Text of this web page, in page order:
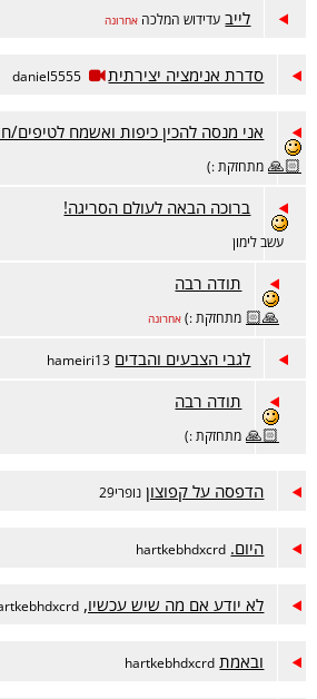
לייב עדידוש המלכה אחרונה
סדרת אנימציה יצירתית daniel5555
אני מנסה להכין כיפות ואשמח לטיפים/
🙏🏻 מתחזקת :)
ברוכה הבאה לעולם הסריגה!
עשב לימון
תודה רבה
🙏🏻 מתחזקת :) אחרונה
לגבי הצבעים והבדים hameiri13
תודה רבה
🙏🏻 מתחזקת :)
הדפסה על קפוצון נופרי29
היום. hartkebhdxcrd
לא יודע אם מה שיש עכשיו,
ובאמת hartkebhdxcrd